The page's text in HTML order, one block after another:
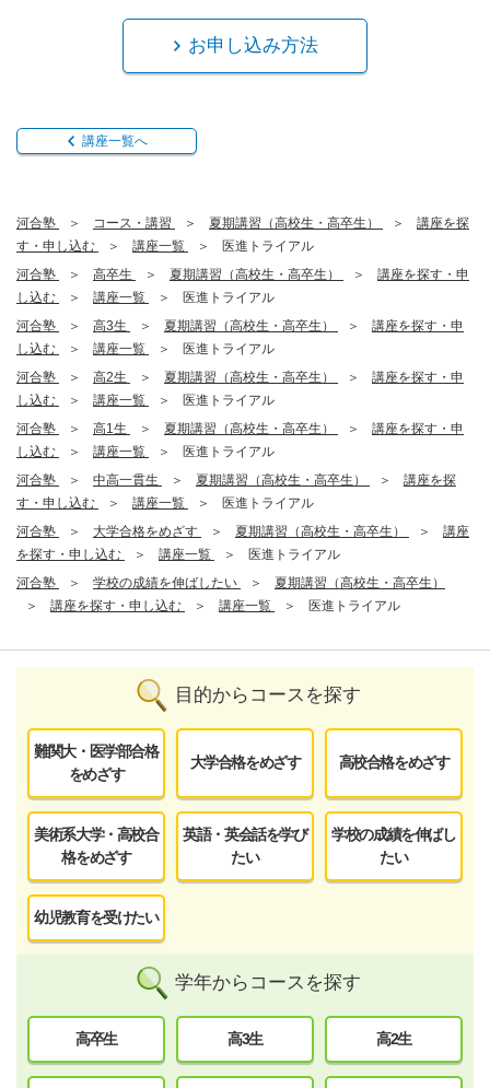
お申し込み方法
講座一覧へ
河合塾 コース・講習 夏期講習（高校生・高卒生）
講座を探
す・申し込む
講座一覧
医進トライアル
河合塾
高卒生 夏期講習（高校生・高卒生）
講座を探す・申
し込む
講座一覧
医進トライアル
河合塾
高3生 夏期講習（高校生・高卒生）
講座を探す・申
し込む
講座一覧
医進トライアル
河合塾
高2生 夏期講習（高校生・高卒生）
講座を探す・申
し込む
講座一覧
医進トライアル
河合塾
高1生 夏期講習（高校生・高卒生）
講座を探す・申
し込む
講座一覧
医進トライアル
河合塾
中高一貫生 夏期講習（高校生・高卒生）
講座を探
す・申し込む
講座一覧
医進トライアル
河合塾
大学合格をめざす 夏期講習（高校生・高卒生）
講座
を探す・申し込む
講座一覧
医進トライアル
河合塾
学校の成績を伸ばしたい
夏期講習（高校生・高卒生）
講座を探す・申し込む
講座一覧 医進トライアル
目的からコースを探す
難関大・医学部合格
をめざす
大学合格をめざす 高校合格をめざす
美術系大学・高校合
格をめざす
英語・英会話を学び
たい
学校の成績を伸ばし
たい
幼児教育を受けたい
学年からコースを探す
高卒生 高3生 高2生